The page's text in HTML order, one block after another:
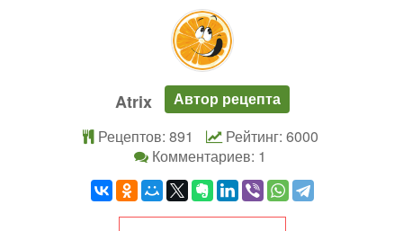
Atrix
Автор рецепта
Рецептов: 891
Рейтинг: 6000
Комментариев: 1